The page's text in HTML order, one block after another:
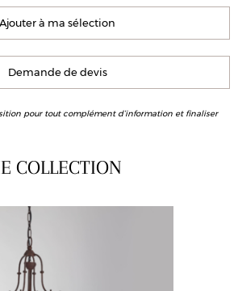
Ajouter à ma sélection
Demande de devis
pour tout complément d’information et finaliser
COLLECTION